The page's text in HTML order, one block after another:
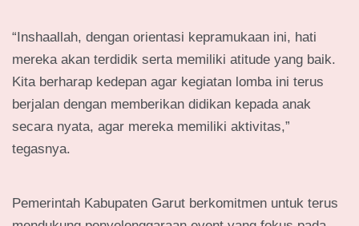
“Inshaallah, dengan orientasi kepramukaan ini, hati
mereka akan terdidik serta memiliki atitude yang baik.
Kita berharap kedepan agar kegiatan lomba ini terus
berjalan dengan memberikan didikan kepada anak
secara nyata, agar mereka memiliki aktivitas,”
tegasnya.
Pemerintah Kabupaten Garut berkomitmen untuk terus